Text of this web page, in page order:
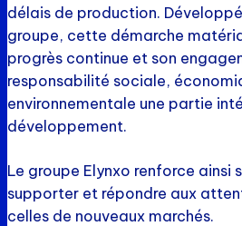
délais de production.
groupe, cette démarche
progrès continue et son
responsabilité sociale,
environnementale une partie
développement.
Le groupe Elynxo renforce
supporter et répondre aux
celles de nouveaux marchés.